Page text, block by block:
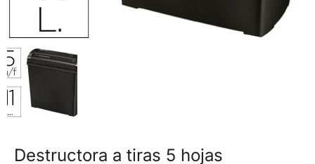
Destructora a tiras 5 hojas